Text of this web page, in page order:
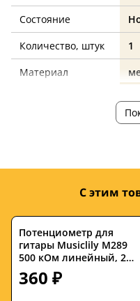
Состояние
Количество, штук
1
Материал
—
С этим
Потенциометр для
гитары Musiclily M289
500 кОм линейный, 2
штуки
360 ₽